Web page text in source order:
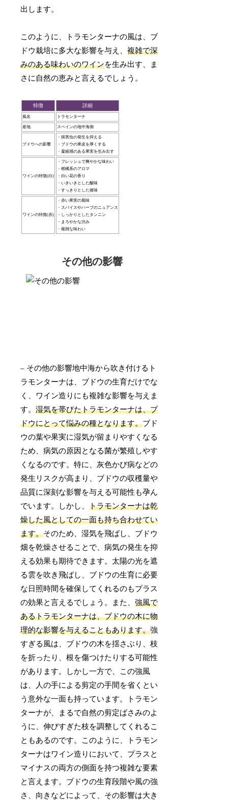
出します。
このように、トラモンターナの風は、ブ
ドウ栽培に多大な影響を与え、複雑で深
みのある味わいのワインを生み出す、ま
さに自然の恵みと言えるでしょう。
特徴 詳細
風名 トラモンターナ
産地 スペインの地中海側
ブドウへの影響
・病害虫の発生を抑える
・ブドウの果皮を厚くする
・凝縮感のある果実を生み出す
ワインの特徴(白)
・フレッシュで爽やかな味わい
・柑橘系のアロマ
・白い花の香り
・いきいきとした酸味
・すっきりとした後味
ワインの特徴(赤)
・赤い果実の風味
・スパイスやハーブのニュアンス
・しっかりとしたタンニン
・まろやかな渋み
・複雑な味わい
その他の影響
– その他の影響地中海から吹き付けるト
ラモンターナは、ブドウの生育だけでな
く、ワイン造りにも複雑な影響を与えま
す。湿気を帯びたトラモンターナは、ブ
ドウにとって悩みの種となります。ブド
ウの葉や果実に湿気が留まりやすくなる
ため、病気の原因となる菌が繁殖しやす
くなるのです。特に、灰色かび病などの
発生リスクが高まり、ブドウの収穫量や
品質に深刻な影響を与える可能性も孕ん
でいます。しかし、トラモンターナは乾
燥した風としての一面も持ち合わせてい
ます。そのため、湿気を飛ばし、ブドウ
畑を乾燥させることで、病気の発生を抑
える効果も期待できます。太陽の光を遮
る雲を吹き飛ばし、ブドウの生育に必要
な日照時間を確保してくれるのもプラス
の効果と言えるでしょう。また、強風で
あるトラモンターナは、ブドウの木に物
理的な影響を与えることもあります。強
すぎる風は、ブドウの木を揺さぶり、枝
を折ったり、根を傷つけたりする可能性
があります。しかし一方で、この強風
は、人の手による剪定の手間を省くとい
う意外な一面も持っています。トラモン
ターナが、まるで自然の剪定ばさみのよ
うに、伸びすぎた枝を調整してくれるこ
ともあるのです。このように、トラモン
ターナはワイン造りにおいて、プラスと
マイナスの両方の側面を持つ複雑な要素
と言えます。ブドウの生育段階や風の強
さ、向きなどによって、その影響は大き